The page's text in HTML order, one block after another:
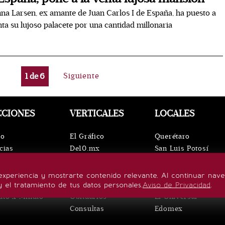
Larsen, ex amante de Juan Carlos I de España, ha puesto a
su lujoso palacete por una cantidad millonaria
1de6 Siguiente
y mostrarte contenido relevante. Al continuar
el tratamiento de tus datos personales.Aviso de Privacidad.
de vida
x Minuto
VERTICALES
El Gráfico
De10.mx
Confabulario
Aviso Oportuno
Obituarios
Consultas
LOCALES
Querétaro
San Luis Potosí
Puebla
Hidalgo
El Universal
Edomex